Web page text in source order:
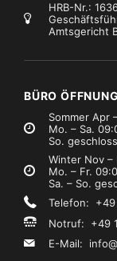
MwSt.)
HRB-Nr.:
Amtsgericht
BÜRO
Sommer Apr
Mo. – Sa.
So.
Winter Nov –
Mo. – Fr.
Sa. – So.
Telefon: +49
Notruf: +49
E-Mail: